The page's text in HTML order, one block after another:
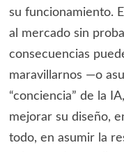
su funcionamiento.
al mercado sin
consecuencias
maravillarnos —o
“conciencia” de la
mejorar su diseño,
todo, en asumir la